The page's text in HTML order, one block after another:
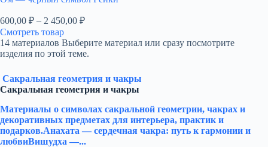
450,00 ₽
600,00 ₽ – 2 450,00 ₽Диапазон
600,00 ₽
–
450,00 ₽
Смотреть товар
14 материалов Выберите материал или сразу посмотрите
изделия по этой теме.
Сакральная геометрия и чакры
Сакральная геометрия и чакры
Материалы о символах сакральной геометрии, чакрах и
декоративных предметах для интерьера, практик и
подарков.Анахата — сердечная чакра: путь к гармонии и
любвиВишудха —...